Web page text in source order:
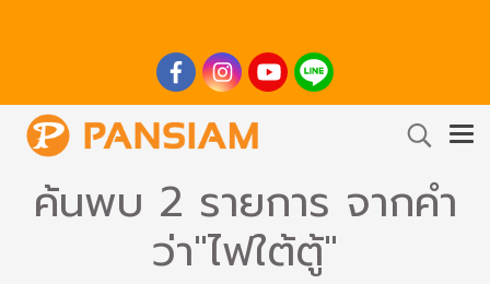
ค้นพบ 2 รายการ จากคำ
ว่า"ไฟใต้ตู้"